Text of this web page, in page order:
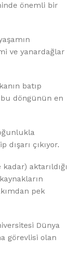
önemli bir
ve yanardağlar
batıp
döngünün en
çıkıyor.
aktarıldığı
pek
Dünya
görevlisi olan